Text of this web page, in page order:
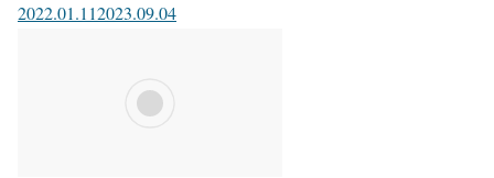
2022.01.112023.09.04